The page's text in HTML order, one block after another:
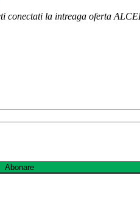
conectati la intreaga oferta
Abonare